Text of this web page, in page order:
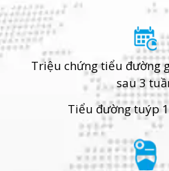
Triệu chứng tiểu đường
sau 3
Tiểu đường tuýp